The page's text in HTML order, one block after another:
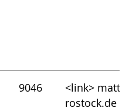
9046
<link>
rostock.de